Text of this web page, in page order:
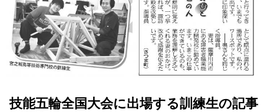
技能五輪全国大会に出場する訓練生の記事